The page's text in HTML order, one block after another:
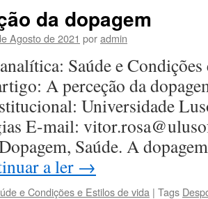
da dopagem
Agosto de 2021 poradmin
Saúde e
A perceção da
Universidade
E-mail:
Saúde. A
a ler →
e Condições e Estilos de vida | Tags